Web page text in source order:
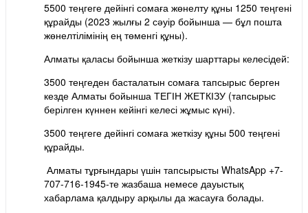
5500 теңгеге дейінгі сомаға жөнелту құны 1250 теңгені
құрайды (2023 жылғы 2 сәуір бойынша — бұл пошта
жөнелтілімінің ең төменгі құны).
Алматы қаласы бойынша жеткізу шарттары келесідей:
3500 теңгеден басталатын сомаға тапсырыс берген
кезде Алматы бойынша ТЕГІН ЖЕТКІЗУ (тапсырыс
берілген күннен кейінгі келесі жұмыс күні).
3500 теңгеге дейінгі сомаға жеткізу құны 500 теңгені
құрайды.
Алматы тұрғындары үшін тапсырысты WhatsApp +7-
707-716-1945-те жазбаша немесе дауыстық
хабарлама қалдыру арқылы да жасауға болады.